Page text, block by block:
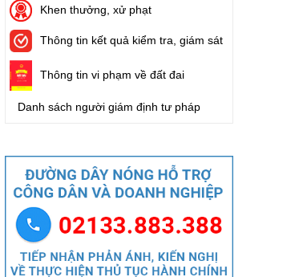
Khen thưởng, xử phạt
Thông tin kết quả kiểm tra, giám sát
Thông tin vi phạm về đất đai
Danh sách người giám định tư pháp